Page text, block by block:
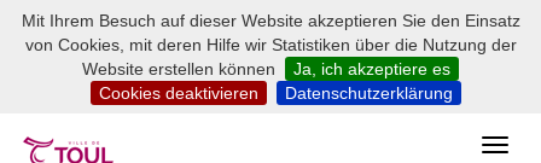
Mit Ihrem Besuch auf dieser Website akzeptieren Sie den Einsatz
von Cookies, mit deren Hilfe wir Statistiken über die Nutzung der
Website erstellen können
Ja, ich akzeptiere es
Cookies deaktivieren
Datenschutzerklärung